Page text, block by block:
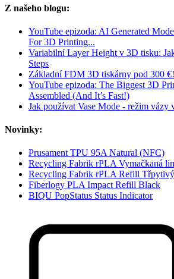
Z našeho blogu:
YouTube epizoda: AI Generated
For 3D Printing...
Variabilní Layer Height v 3D tisku:
Steps
Základní FDM 3D tiskárny pod 300
YouTube epizoda: The Biggest 3D
Assembled (And It’s Fast!)
Jak používat Vase Mode - režim vázy
Novinky:
Prusament TPU 95A Natural (NFC)
Recycling Fabrik rPLA Vymačkaná
Recycling Fabrik rPLA Refill
Fiberlogy PLA Impact Refill Black
BIQU PopStatus Status Indicator